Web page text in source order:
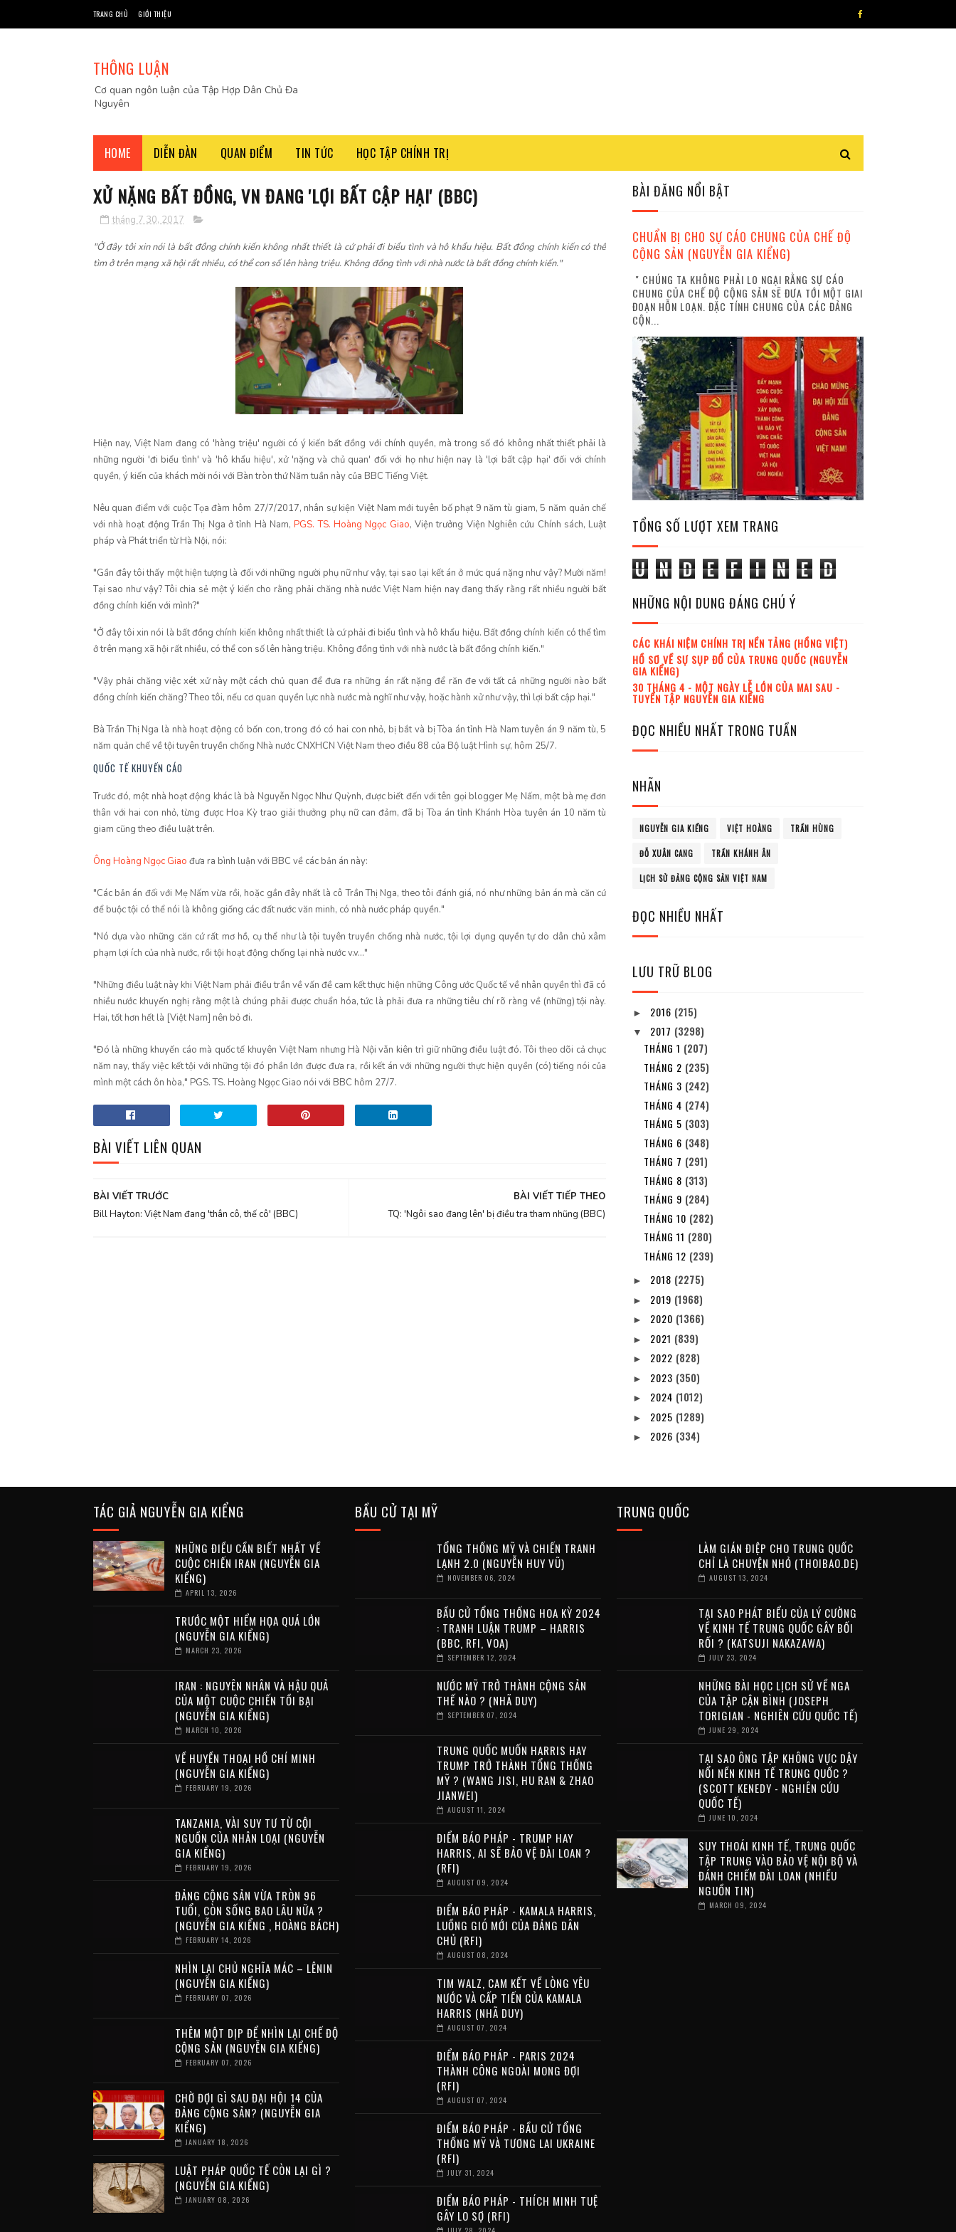
TRANG CHỦ GIỚI THIỆU
THÔNG LUẬN
Cơ quan ngôn luận của Tập Hợp Dân Chủ Đa
Nguyên
HOME DIỄN ĐÀN QUAN ĐIỂM TIN TỨC HỌC TẬP CHÍNH TRỊ
XỬ NẶNG BẤT ĐỒNG, VN ĐANG 'LỢI BẤT CẬP HẠI' (BBC)
tháng 7 30, 2017
"Ở đây tôi xin nói là bất đồng chính kiến không nhất thiết là cứ phải đi biểu tình và hô khẩu hiệu. Bất đồng chính kiến có thể
tìm ở trên mạng xã hội rất nhiều, có thể con số lên hàng triệu. Không đồng tình với nhà nước là bất đồng chính kiến."
Hiện nay, Việt Nam đang có 'hàng triệu' người có ý kiến bất đồng với chính quyền, mà trong số đó không nhất thiết phải là
những người 'đi biểu tình' và 'hô khẩu hiệu', xử 'nặng và chủ quan' đối với họ như hiện nay là 'lợi bất cập hại' đối với chính
quyền, ý kiến của khách mời nói với Bàn tròn thứ Năm tuần này của BBC Tiếng Việt.
Nêu quan điểm với cuộc Tọa đàm hôm 27/7/2017, nhân sự kiện Việt Nam mới tuyên bố phạt 9 năm tù giam, 5 năm quản chế
với nhà hoạt động Trần Thị Nga ở tỉnh Hà Nam,PGS. TS. Hoàng Ngọc Giao, Viện trưởng Viện Nghiên cứu Chính sách, Luật
pháp và Phát triển từ Hà Nội, nói:
"Gần đây tôi thấy một hiện tượng là đối với những người phụ nữ như vậy, tại sao lại kết án ở mức quá nặng như vậy? Mười năm!
Tại sao như vậy? Tôi chia sẻ một ý kiến cho rằng phải chăng nhà nước Việt Nam hiện nay đang thấy rằng rất nhiều người bất
đồng chính kiến với mình?"
"Ở đây tôi xin nói là bất đồng chính kiến không nhất thiết là cứ phải đi biểu tình và hô khẩu hiệu. Bất đồng chính kiến có thể tìm
ở trên mạng xã hội rất nhiều, có thể con số lên hàng triệu. Không đồng tình với nhà nước là bất đồng chính kiến."
"Vậy phải chăng việc xét xử này một cách chủ quan để đưa ra những án rất nặng để răn đe với tất cả những người nào bất
đồng chính kiến chăng? Theo tôi, nếu cơ quan quyền lực nhà nước mà nghĩ như vậy, hoặc hành xử như vậy, thì lợi bất cập hại."
Bà Trần Thị Nga là nhà hoạt động có bốn con, trong đó có hai con nhỏ, bị bắt và bị Tòa án tỉnh Hà Nam tuyên án 9 năm tù, 5
năm quản chế về tội tuyên truyền chống Nhà nước CNXHCN Việt Nam theo điều 88 của Bộ luật Hình sự, hôm 25/7.
QUỐC TẾ KHUYẾN CÁO
Trước đó, một nhà hoạt động khác là bà Nguyễn Ngọc Như Quỳnh, được biết đến với tên gọi blogger Mẹ Nấm, một bà mẹ đơn
thân với hai con nhỏ, từng được Hoa Kỳ trao giải thưởng phụ nữ can đảm, đã bị Tòa án tỉnh Khánh Hòa tuyên án 10 năm tù
giam cũng theo điều luật trên.
Ông Hoàng Ngọc Giao đưa ra bình luận với BBC về các bản án này:
"Các bản án đối với Mẹ Nấm vừa rồi, hoặc gần đây nhất là cô Trần Thị Nga, theo tôi đánh giá, nó như những bản án mà căn cứ
để buộc tội có thể nói là không giống các đất nước văn minh, có nhà nước pháp quyền."
"Nó dựa vào những căn cứ rất mơ hồ, cụ thể như là tội tuyên truyền chống nhà nước, tội lợi dụng quyền tự do dân chủ xâm
phạm lợi ích của nhà nước, rồi tội hoạt động chống lại nhà nước v.v..."
"Những điều luật này khi Việt Nam phải điều trần về vấn đề cam kết thực hiện những Công ước Quốc tế về nhân quyền thì đã có
nhiều nước khuyến nghị rằng một là chúng phải được chuẩn hóa, tức là phải đưa ra những tiêu chí rõ ràng về (những) tội này.
Hai, tốt hơn hết là [Việt Nam] nên bỏ đi.
"Đó là những khuyến cáo mà quốc tế khuyên Việt Nam nhưng Hà Nội vẫn kiên trì giữ những điều luật đó. Tôi theo dõi cả chục
năm nay, thấy việc kết tội với những tội đó phần lớn được đưa ra, rồi kết án với những người thực hiện quyền (có) tiếng nói của
mình một cách ôn hòa," PGS. TS. Hoàng Ngọc Giao nói với BBC hôm 27/7.
BÀI VIẾT LIÊN QUAN
BÀI VIẾT TIẾP THEO
TQ: 'Ngôi sao đang lên' bị điều tra tham nhũng (BBC)
BÀI VIẾT TRƯỚC
Bill Hayton: Việt Nam đang 'thân cô, thế cô' (BBC)
BÀI ĐĂNG NỔI BẬT
CHUẨN BỊ CHO SỰ CÁO CHUNG CỦA CHẾ ĐỘ
CỘNG SẢN (NGUYỄN GIA KIỂNG)
" CHÚNG TA KHÔNG PHẢI LO NGẠI RẰNG SỰ CÁO
CHUNG CỦA CHẾ ĐỘ CỘNG SẢN SẼ ĐƯA TỚI MỘT GIAI
ĐOẠN HỖN LOẠN. ĐẶC TÍNH CHUNG CỦA CÁC ĐẢNG
CỘN...
TỔNG SỐ LƯỢT XEM TRANG
U N D E F I N E D
NHỮNG NỘI DUNG ĐÁNG CHÚ Ý
CÁC KHÁI NIỆM CHÍNH TRỊ NỀN TẢNG (HỒNG VIỆT)
HỒ SƠ VỀ SỰ SỤP ĐỔ CỦA TRUNG QUỐC (NGUYỄN
GIA KIỂNG)
30 THÁNG 4 - MỘT NGÀY LỄ LỚN CỦA MAI SAU -
TUYỂN TẬP NGUYỄN GIA KIỂNG
ĐỌC NHIỀU NHẤT TRONG TUẦN
NHÃN
NGUYỄN GIA KIỂNG VIỆT HOÀNG TRẦN HÙNG
ĐỖ XUÂN CANG TRẦN KHÁNH ÂN
LỊCH SỬ ĐẢNG CỘNG SẢN VIỆT NAM
ĐỌC NHIỀU NHẤT
LƯU TRỮ BLOG
► 2016 (215)
▼ 2017 (3298)
THÁNG 1 (207)
THÁNG 2 (235)
THÁNG 3 (242)
THÁNG 4 (274)
THÁNG 5 (303)
THÁNG 6 (348)
THÁNG 7 (291)
THÁNG 8 (313)
THÁNG 9 (284)
THÁNG 10 (282)
THÁNG 11 (280)
THÁNG 12 (239)
► 2018 (2275)
► 2019 (1968)
► 2020 (1366)
► 2021 (839)
► 2022 (828)
► 2023 (350)
► 2024 (1012)
► 2025 (1289)
► 2026 (334)
TÁC GIẢ NGUYỄN GIA KIỂNG
NHỮNG ĐIỀU CẦN BIẾT NHẤT VỀ
CUỘC CHIẾN IRAN (NGUYỄN GIA
KIỂNG)
APRIL 13, 2026
TRƯỚC MỘT HIỂM HỌA QUÁ LỚN
(NGUYỄN GIA KIỂNG)
MARCH 23, 2026
IRAN : NGUYÊN NHÂN VÀ HẬU QUẢ
CỦA MỘT CUỘC CHIẾN TỒI BẠI
(NGUYỄN GIA KIỂNG)
MARCH 10, 2026
VỀ HUYỀN THOẠI HỒ CHÍ MINH
(NGUYỄN GIA KIỂNG)
FEBRUARY 19, 2026
TANZANIA, VÀI SUY TƯ TỪ CỘI
NGUỒN CỦA NHÂN LOẠI (NGUYỄN
GIA KIỂNG)
FEBRUARY 19, 2026
ĐẢNG CỘNG SẢN VỪA TRÒN 96
TUỔI, CÒN SỐNG BAO LÂU NỮA ?
(NGUYỄN GIA KIỂNG , HOÀNG BÁCH)
FEBRUARY 14, 2026
NHÌN LẠI CHỦ NGHĨA MÁC – LÊNIN
(NGUYỄN GIA KIỂNG)
FEBRUARY 07, 2026
THÊM MỘT DỊP ĐỂ NHÌN LẠI CHẾ ĐỘ
CỘNG SẢN (NGUYỄN GIA KIỂNG)
FEBRUARY 07, 2026
CHỜ ĐỢI GÌ SAU ĐẠI HỘI 14 CỦA
ĐẢNG CỘNG SẢN? (NGUYỄN GIA
KIỂNG)
JANUARY 18, 2026
LUẬT PHÁP QUỐC TẾ CÒN LẠI GÌ ?
(NGUYỄN GIA KIỂNG)
JANUARY 08, 2026
BẦU CỬ TẠI MỸ
TỔNG THỐNG MỸ VÀ CHIẾN TRANH
LẠNH 2.0 (NGUYỄN HUY VŨ)
NOVEMBER 06, 2024
BẦU CỬ TỔNG THỐNG HOA KỲ 2024
: TRANH LUẬN TRUMP – HARRIS
(BBC, RFI, VOA)
SEPTEMBER 12, 2024
NƯỚC MỸ TRỞ THÀNH CỘNG SẢN
THẾ NÀO ? (NHÃ DUY)
SEPTEMBER 07, 2024
TRUNG QUỐC MUỐN HARRIS HAY
TRUMP TRỞ THÀNH TỔNG THỐNG
MỸ ? (WANG JISI, HU RAN & ZHAO
JIANWEI)
AUGUST 11, 2024
ĐIỂM BÁO PHÁP - TRUMP HAY
HARRIS, AI SẼ BẢO VỆ ĐÀI LOAN ?
(RFI)
AUGUST 09, 2024
ĐIỂM BÁO PHÁP - KAMALA HARRIS,
LUỒNG GIÓ MỚI CỦA ĐẢNG DÂN
CHỦ (RFI)
AUGUST 08, 2024
TIM WALZ, CAM KẾT VỀ LÒNG YÊU
NƯỚC VÀ CẤP TIẾN CỦA KAMALA
HARRIS (NHÃ DUY)
AUGUST 07, 2024
ĐIỂM BÁO PHÁP - PARIS 2024
THÀNH CÔNG NGOÀI MONG ĐỢI
(RFI)
AUGUST 07, 2024
ĐIỂM BÁO PHÁP - BẦU CỬ TỔNG
THỐNG MỸ VÀ TƯƠNG LAI UKRAINE
(RFI)
JULY 31, 2024
ĐIỂM BÁO PHÁP - THÍCH MINH TUỆ
GÂY LO SỢ (RFI)
TRUNG QUỐC
LÀM GIÁN ĐIỆP CHO TRUNG QUỐC
CHỈ LÀ CHUYỆN NHỎ (THOIBAO.DE)
AUGUST 13, 2024
TẠI SAO PHÁT BIỂU CỦA LÝ CƯỜNG
VỀ KINH TẾ TRUNG QUỐC GÂY BỐI
RỐI ? (KATSUJI NAKAZAWA)
JULY 23, 2024
NHỮNG BÀI HỌC LỊCH SỬ VỀ NGA
CỦA TẬP CẬN BÌNH (JOSEPH
TORIGIAN - NGHIÊN CỨU QUỐC TẾ)
JUNE 29, 2024
TẠI SAO ÔNG TẬP KHÔNG VỰC DẬY
NỔI NỀN KINH TẾ TRUNG QUỐC ?
(SCOTT KENEDY - NGHIÊN CỨU
QUỐC TẾ)
JUNE 10, 2024
SUY THOÁI KINH TẾ, TRUNG QUỐC
TẬP TRUNG VÀO BẢO VỆ NỘI BỘ VÀ
ĐÁNH CHIẾM ĐÀI LOAN (NHIỀU
NGUỒN TIN)
MARCH 09, 2024